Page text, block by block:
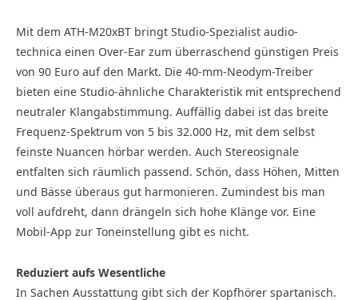
Mit dem ATH-M20xBT bringt Studio-Spezialist audio-
technica einen Over-Ear zum überraschend günstigen Preis
von 90 Euro auf den Markt. Die 40-mm-Neodym-Treiber
bieten eine Studio-ähnliche Charakteristik mit entsprechend
neutraler Klangabstimmung. Auffällig dabei ist das breite
Frequenz-Spektrum von 5 bis 32.000 Hz, mit dem selbst
feinste Nuancen hörbar werden. Auch Stereosignale
entfalten sich räumlich passend. Schön, dass Höhen, Mitten
und Bässe überaus gut harmonieren. Zumindest bis man
voll aufdreht, dann drängeln sich hohe Klänge vor. Eine
Mobil-App zur Toneinstellung gibt es nicht.
Reduziert aufs Wesentliche
In Sachen Ausstattung gibt sich der Kopfhörer spartanisch.